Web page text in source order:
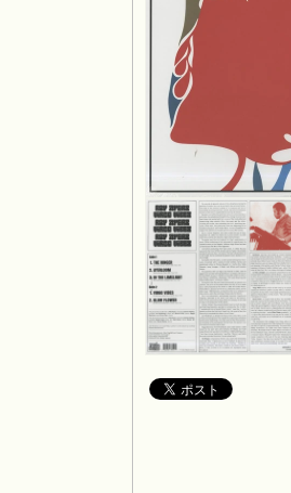
モ
ー
ダ
ル
で
メ
デ
ィ
(1)
を
ー
ダ